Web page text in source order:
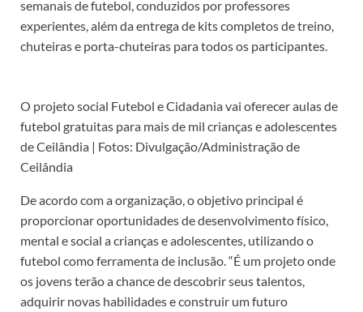
semanais de futebol, conduzidos por professores
experientes, além da entrega de kits completos de treino,
chuteiras e porta-chuteiras para todos os participantes.
O projeto social Futebol e Cidadania vai oferecer aulas de
futebol gratuitas para mais de mil crianças e adolescentes
de Ceilândia | Fotos: Divulgação/Administração de
Ceilândia
De acordo com a organização, o objetivo principal é
proporcionar oportunidades de desenvolvimento físico,
mental e social a crianças e adolescentes, utilizando o
futebol como ferramenta de inclusão. “É um projeto onde
os jovens terão a chance de descobrir seus talentos,
adquirir novas habilidades e construir um futuro